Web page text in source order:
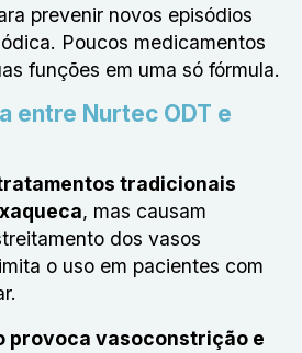
prevenir novos episódios
. Poucos medicamentos
funções em uma só fórmula.
entre Nurtec ODT e
tradicionais
, mas causam
dos vasos
o uso em pacientes com
provoca vasoconstrição e